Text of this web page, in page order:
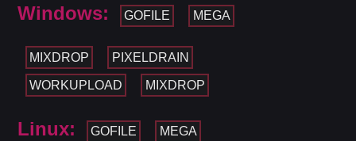
Windows: GOFILE MEGA
MIXDROP PIXELDRAIN
WORKUPLOAD MIXDROP
Linux: GOFILE MEGA